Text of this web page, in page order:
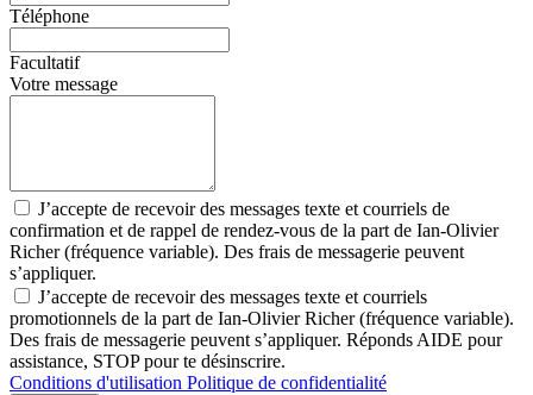
Téléphone
Facultatif
Votre message
J’accepte de recevoir des messages texte et courriels de
confirmation et de rappel de rendez-vous de la part de Ian-Olivier
Richer (fréquence variable). Des frais de messagerie peuvent
s’appliquer.
J’accepte de recevoir des messages texte et courriels
promotionnels de la part de Ian-Olivier Richer (fréquence variable).
Des frais de messagerie peuvent s’appliquer. Réponds AIDE pour
assistance, STOP pour te désinscrire.
Conditions d'utilisation Politique de confidentialité